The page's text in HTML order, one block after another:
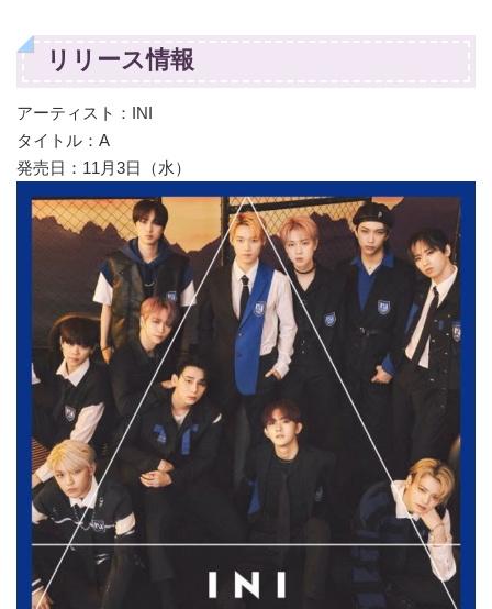
リリース情報
アーティスト：INI
タイトル：A
発売日：11月3日（水）